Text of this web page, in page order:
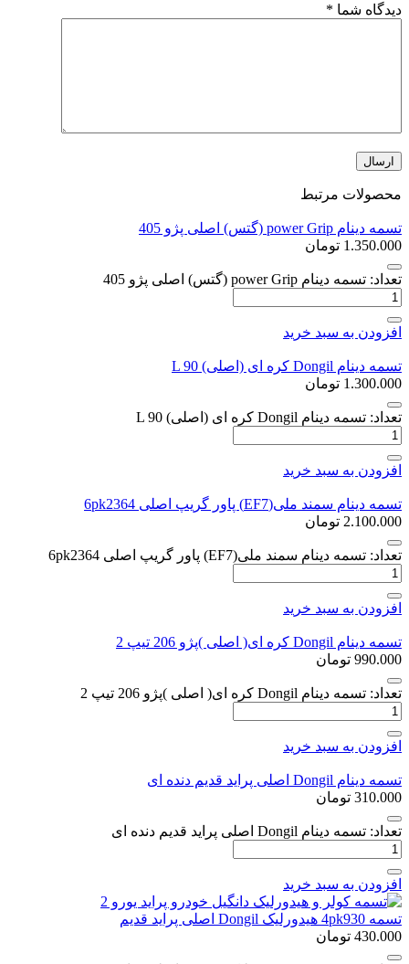
دیدگاه شما *
محصولات مرتبط
تسمه دینام power Grip (گتس) اصلی پژو 405
1.350.000 تومان
تعداد: تسمه دینام power Grip (گتس) اصلی پژو 405
افزودن به سبد خرید
تسمه دینام Dongil کره ای (اصلی) L 90
1.300.000 تومان
تعداد: تسمه دینام Dongil کره ای (اصلی) L 90
افزودن به سبد خرید
تسمه دینام سمند ملی(EF7) پاور گریپ اصلی 6pk2364
2.100.000 تومان
تعداد: تسمه دینام سمند ملی(EF7) پاور گریپ اصلی 6pk2364
افزودن به سبد خرید
تسمه دینام Dongil کره ای( اصلی )پژو 206 تیپ 2
990.000 تومان
تعداد: تسمه دینام Dongil کره ای( اصلی )پژو 206 تیپ 2
افزودن به سبد خرید
تسمه دینام Dongil اصلی پراید قدیم دنده ای
310.000 تومان
تعداد: تسمه دینام Dongil اصلی پراید قدیم دنده ای
افزودن به سبد خرید
تسمه 4pk930 هیدورلیک Dongil اصلی پراید قدیم
430.000 تومان